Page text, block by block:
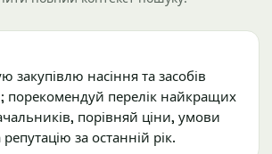
закупівлю насіння та засобів
порекомендуй перелік найкращих
порівняй ціни, умови
за останній рік.